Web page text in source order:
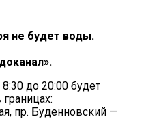
не будет воды.
».
8:30 до 20:00 будет
границах:
пр. Буденновский —